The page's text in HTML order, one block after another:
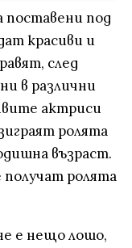
поставени под
красиви и
след
в различни
актриси
ролята
възраст.
ролята
е нещо лошо,